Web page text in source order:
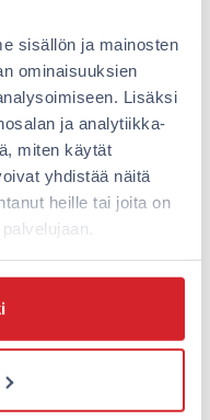
sisällön ja mainosten
ominaisuuksien
Lisäksi
ja analytiikka-
miten käytät
yhdistää näitä
heille tai joita on
tietty, mutta jos sitä
huippu: rento
ja museoita.
ja uudistuu kovaa
ovat lähellä.
koska se on kaunis
rauhaa ja
kukoistaa eri
paikalle ympäri
koska kompaktissa
niin merenrannasta